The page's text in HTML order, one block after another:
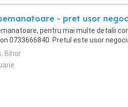
- pret usor
pentru mai multe detalii
0733666840. Pretul este usor
Bihor